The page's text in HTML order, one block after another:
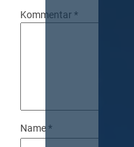
Kommentar*
Name*